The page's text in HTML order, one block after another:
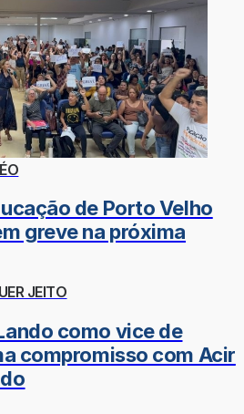
de Porto Velho
greve na próxima
JEITO
como vice de
compromisso com Acir